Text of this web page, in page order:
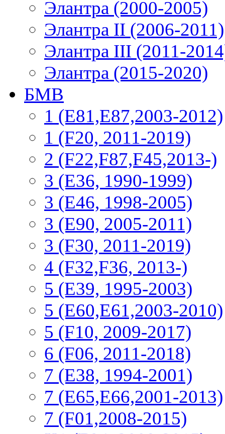
Элантра (2000-2005)
Элантра II (2006-2011)
Элантра III (2011-
Элантра (2015-2020)
БМВ
1 (E81,E87,2003-2012)
1 (F20, 2011-2019)
2 (F22,F87,F45,2013-)
3 (Е36, 1990-1999)
3 (E46, 1998-2005)
3 (E90, 2005-2011)
3 (F30, 2011-2019)
4 (F32,F36, 2013-)
5 (E39, 1995-2003)
5 (E60,E61,2003-2010)
5 (F10, 2009-2017)
6 (F06, 2011-2018)
7 (E38, 1994-2001)
7 (E65,E66,2001-2013)
7 (F01,2008-2015)